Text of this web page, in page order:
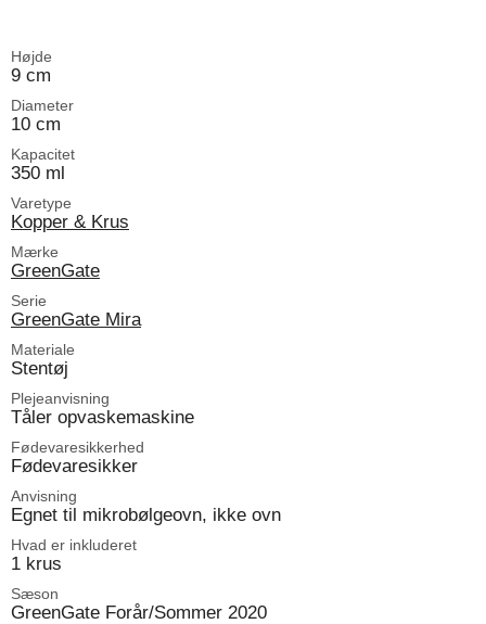
Højde
9 cm
Diameter
10 cm
Kapacitet
350 ml
Varetype
Kopper & Krus
Mærke
GreenGate
Serie
GreenGate Mira
Materiale
Stentøj
Plejeanvisning
Tåler opvaskemaskine
Fødevaresikkerhed
Fødevaresikker
Anvisning
Egnet til mikrobølgeovn, ikke ovn
Hvad er inkluderet
1 krus
Sæson
GreenGate Forår/Sommer 2020